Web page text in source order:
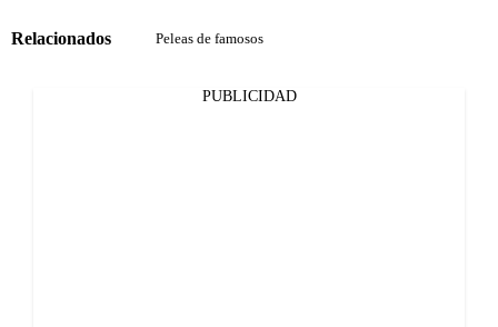
Relacionados Peleas de famosos
PUBLICIDAD